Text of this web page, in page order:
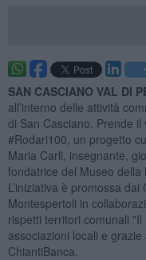
SAN CASCIANO VAL DI
all’interno delle attività
di San Casciano. Prende
#Rodari100, un progetto
Maria Carli, insegnante,
fondatrice del Museo della
L’iniziativa è promossa
Montespertoli in
rispetti territori comunali
associazioni locali e
ChiantiBanca.